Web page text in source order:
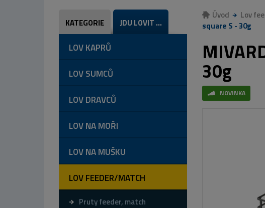
KATEGORIE JDU LOVIT ...
LOV KAPRŮ
LOV SUMCŮ
LOV DRAVCŮ
LOV NA MOŘI
LOV NA MUŠKU
LOV FEEDER/MATCH
Pruty feeder, match
Úvod Lov
square S - 30g
30g
NOVINKA